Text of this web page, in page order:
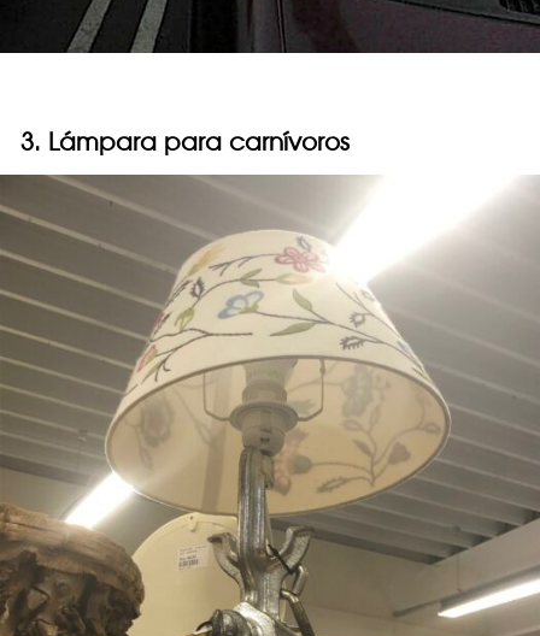
3. Lámpara para carnívoros